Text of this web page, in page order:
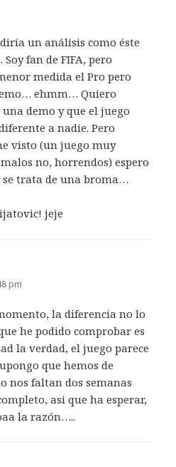
un análisis como éste
Soy fan de FIFA, pero
medida el Pro pero
ehmm… Quiero
una demo y que el juego
a nadie. Pero
visto (un juego muy
no, horrendos) espero
trata de una broma…
jeje
pm
la diferencia no lo
he podido comprobar es
la verdad, el juego parece
que hemos de
nos faltan dos semanas
asi que ha esperar,
la razón…..